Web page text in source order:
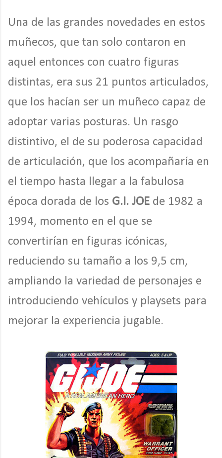
Una de las grandes novedades en estos
muñecos, que tan solo contaron en
aquel entonces con cuatro figuras
distintas, era sus 21 puntos articulados,
que los hacían ser un muñeco capaz de
adoptar varias posturas. Un rasgo
distintivo, el de su poderosa capacidad
de articulación, que los acompañaría en
el tiempo hasta llegar a la fabulosa
época dorada de los G.I. JOE de 1982 a
1994, momento en el que se
convertirían en figuras icónicas,
reduciendo su tamaño a los 9,5 cm,
ampliando la variedad de personajes e
introduciendo vehículos y playsets para
mejorar la experiencia jugable.